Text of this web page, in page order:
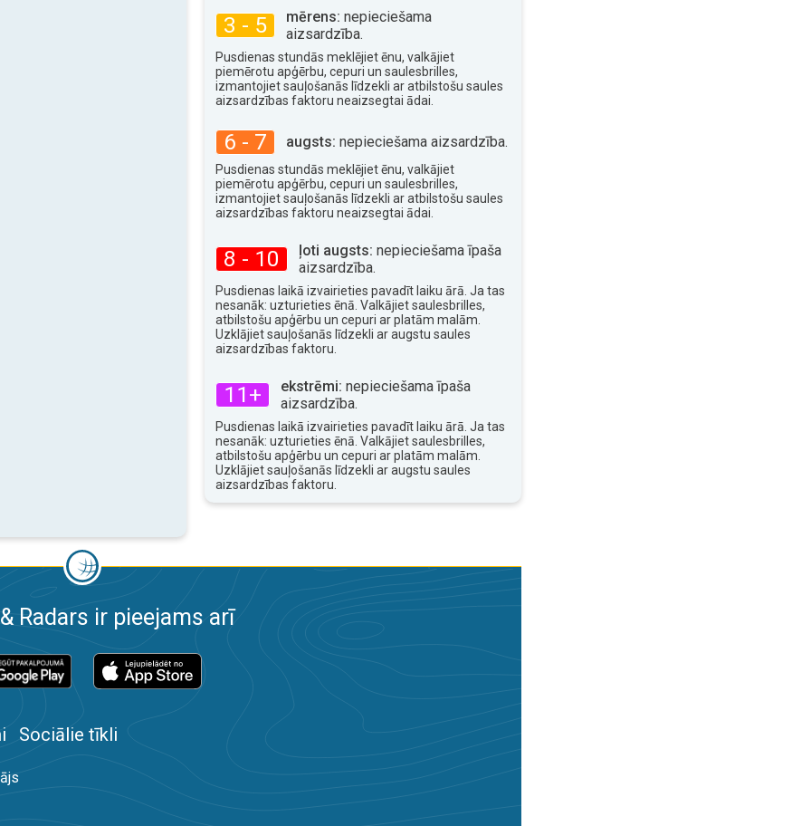
3 - 5 mērens: nepieciešama
aizsardzība.
Pusdienas stundās meklējiet ēnu, valkājiet
piemērotu apģērbu, cepuri un saulesbrilles,
izmantojiet sauļošanās līdzekli ar atbilstošu saules
aizsardzības faktoru neaizsegtai ādai.
6 - 7 augsts: nepieciešama aizsardzība.
Pusdienas stundās meklējiet ēnu, valkājiet
piemērotu apģērbu, cepuri un saulesbrilles,
izmantojiet sauļošanās līdzekli ar atbilstošu saules
aizsardzības faktoru neaizsegtai ādai.
8 - 10 ļoti augsts: nepieciešama īpaša
aizsardzība.
Pusdienas laikā izvairieties pavadīt laiku ārā. Ja tas
nesanāk: uzturieties ēnā. Valkājiet saulesbrilles,
atbilstošu apģērbu un cepuri ar platām malām.
Uzklājiet sauļošanās līdzekli ar augstu saules
aizsardzības faktoru.
11+ ekstrēmi: nepieciešama īpaša
aizsardzība.
Pusdienas laikā izvairieties pavadīt laiku ārā. Ja tas
nesanāk: uzturieties ēnā. Valkājiet saulesbrilles,
atbilstošu apģērbu un cepuri ar platām malām.
Uzklājiet sauļošanās līdzekli ar augstu saules
aizsardzības faktoru.
Radars ir pieejams arī
Sociālie tīkli